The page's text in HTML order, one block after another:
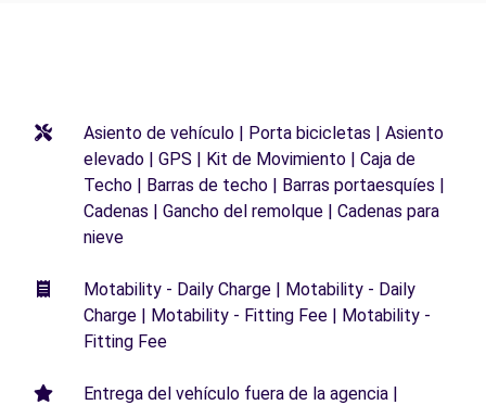
Asiento de vehículo | Porta bicicletas | Asiento
elevado | GPS | Kit de Movimiento | Caja de
Techo | Barras de techo | Barras portaesquíes |
Cadenas | Gancho del remolque | Cadenas para
nieve
Motability - Daily Charge | Motability - Daily
Charge | Motability - Fitting Fee | Motability -
Fitting Fee
Entrega del vehículo fuera de la agencia |